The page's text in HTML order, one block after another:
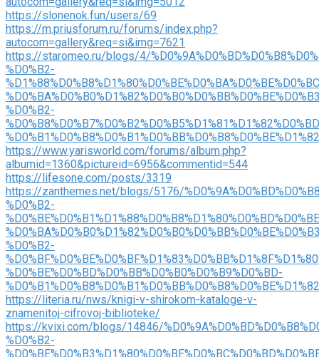
https://slonenok.fun/users/69
https://m.priusforum.ru/forums/index.php?
autocom=gallery&req=si&img=7621
https://staromeo.ru/blogs/4/
%D0%B2-
%D0%B2-
https://www.yarisworld.com/forums/album.php?
albumid=1360&pictureid=6956&commentid=544
https://lifesone.com/posts/3319
https://zanthemes.net/blogs/5176/
%D0%B2-
%D0%B2-
%D0%BE%D0%BD%D0%BB%D0%B0%D0%B9%D0%BD-
https://literia.ru/nws/knigi-v-shirokom-kataloge-v-
znamenitoj-cifrovoj-biblioteke/
https://kvixi.com/blogs/14846/
%D0%B2-